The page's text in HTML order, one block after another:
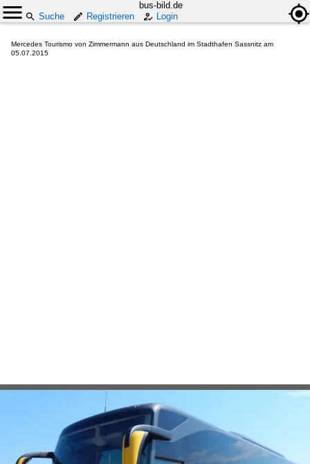
bus-bild.de
Suche
Registrieren Login
Mercedes Tourismo von Zimmermann aus Deutschland im Stadthafen Sassnitz am
05.07.2015